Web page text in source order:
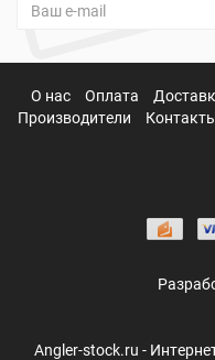
О нас Оплата
Производители
Angler-stock.ru -